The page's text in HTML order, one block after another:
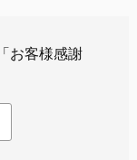
お客様感謝